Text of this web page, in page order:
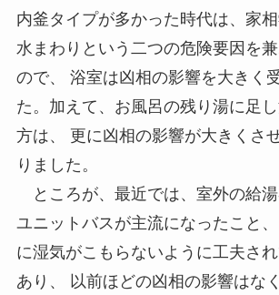
内釜タイプが多かった時代は、家
水まわりという二つの危険要因を
ので、 浴室は凶相の影響を大きく
た。加えて、お風呂の残り湯に足
方は、 更に凶相の影響が大きくさ
りました。
ところが、最近では、室外の給
ユニットバスが主流になったこと
に湿気がこもらないように工夫さ
あり、 以前ほどの凶相の影響はな